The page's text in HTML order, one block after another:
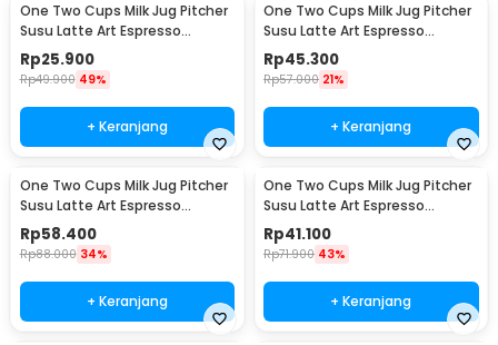
One Two Cups Milk Jug Pitcher
Susu Latte Art Espresso
Stainless Steel 150ml - J068
Rp25.900
Rp49.900 49%
+ Keranjang
One Two Cups Milk Jug Pitcher
Susu Latte Art Espresso
Stainless Steel 600ml - J068
Rp45.300
Rp57.000 21%
+ Keranjang
One Two Cups Milk Jug Pitcher
Susu Latte Art Espresso
Stainless Steel 900ml - J068
Rp58.400
Rp88.000 34%
+ Keranjang
One Two Cups Milk Jug Pitcher
Susu Latte Art Espresso
Stainless Steel 350ml - 10084
Rp41.100
Rp71.900 43%
+ Keranjang